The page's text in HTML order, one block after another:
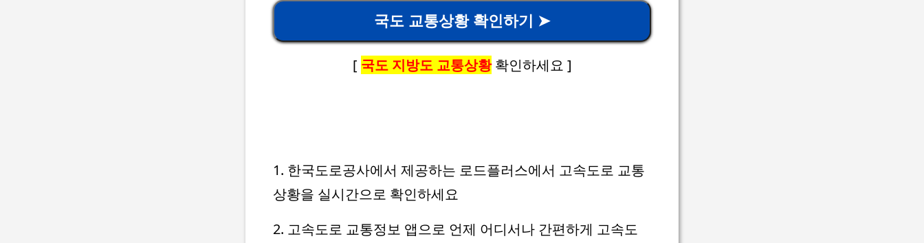
국도 교통상황 확인하기 ➤
[ 국도 지방도 교통상황확인하세요 ]
1. 한국도로공사에서 제공하는 로드플러스에서 고속도로 교통
상황을 실시간으로 확인하세요
2. 고속도로 교통정보 앱으로 언제 어디서나 간편하게 고속도